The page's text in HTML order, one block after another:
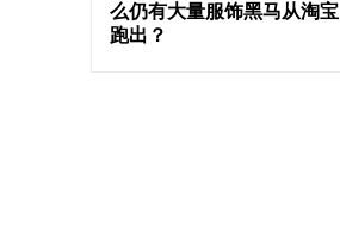
么仍有大量服饰黑马从淘宝
跑出？